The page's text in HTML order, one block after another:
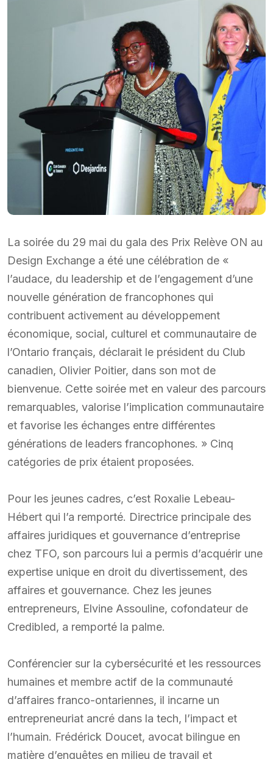
La soirée du 29 mai du gala des Prix Relève ON au
Design Exchange a été une célébration de «
l’audace, du leadership et de l’engagement d’une
nouvelle génération de francophones qui
contribuent activement au développement
économique, social, culturel et communautaire de
l’Ontario français, déclarait le président du Club
canadien, Olivier Poitier, dans son mot de
bienvenue. Cette soirée met en valeur des parcours
remarquables, valorise l’implication communautaire
et favorise les échanges entre différentes
générations de leaders francophones. » Cinq
catégories de prix étaient proposées.
Pour les jeunes cadres, c’est Roxalie Lebeau-
Hébert qui l’a remporté. Directrice principale des
affaires juridiques et gouvernance d’entreprise
chez TFO, son parcours lui a permis d’acquérir une
expertise unique en droit du divertissement, des
affaires et gouvernance. Chez les jeunes
entrepreneurs, Elvine Assouline, cofondateur de
Credibled, a remporté la palme.
Conférencier sur la cybersécurité et les ressources
humaines et membre actif de la communauté
d’affaires franco-ontariennes, il incarne un
entrepreneuriat ancré dans la tech, l’impact et
l’humain. Frédérick Doucet, avocat bilingue en
matière d’enquêtes en milieu de travail et